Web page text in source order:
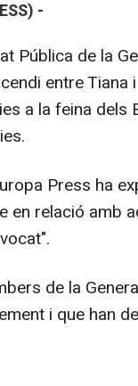
-
Pública de la
entre Tiana
a la feina dels
Press ha
en relació amb
de la
i que han